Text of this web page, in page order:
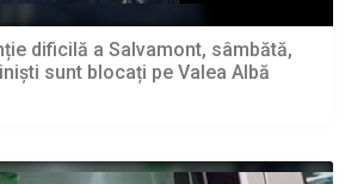
dificilă a Salvamont, sâmbătă,
sunt blocați pe Valea Albă